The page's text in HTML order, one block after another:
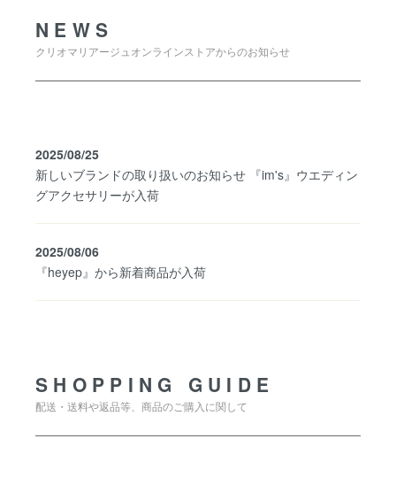
NEWS
クリオマリアージュオンラインストアからのお知らせ
2025/08/25
新しいブランドの取り扱いのお知らせ 『im's』ウエディン
グアクセサリーが入荷
2025/08/06
『heyep』から新着商品が入荷
SHOPPING GUIDE
配送・送料や返品等、商品のご購入に関して